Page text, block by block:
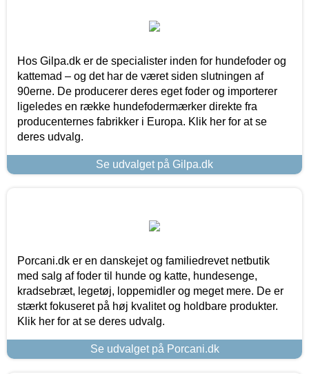
Hos Gilpa.dk er de specialister inden for hundefoder og
kattemad – og det har de været siden slutningen af
90erne. De producerer deres eget foder og importerer
ligeledes en række hundefodermærker direkte fra
producenternes fabrikker i Europa. Klik her for at se
deres udvalg.
Se udvalget på Gilpa.dk
Porcani.dk er en danskejet og familiedrevet netbutik
med salg af foder til hunde og katte, hundesenge,
kradsebræt, legetøj, loppemidler og meget mere. De er
stærkt fokuseret på høj kvalitet og holdbare produkter.
Klik her for at se deres udvalg.
Se udvalget på Porcani.dk